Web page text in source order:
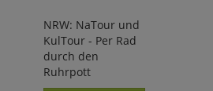
NRW: NaTour und
KulTour - Per Rad
durch den
Ruhrpott